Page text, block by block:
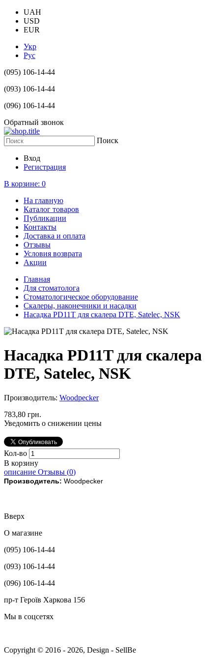
UAH
USD
EUR
Укр
Рус
(095) 106-14-44
(093) 106-14-44
(096) 106-14-44
Обратный звонок
Поиск
Вход
Регистрация
В корзине: 0
На главную
Каталог товаров
Публикации
Контакты
Доставка и оплата
Отзывы
Условия возврата
Акции
Главная
Для стоматолога
Стоматологическое оборудование
Скалеры, наконечники и насадки
Насадка PD11T для скалера DTE, Satelec, NSK
Насадка PD11T для скалера
DTE, Satelec, NSK
Производитель: Woodpecker
783,80 грн.
Уведомить о снижении цены
Кол-во
В корзину
описание Отзывы (0)
Производитель: Woodpecker
Вверх
О магазине
(095) 106-14-44
(093) 106-14-44
(096) 106-14-44
пр-т Героїв Харкова 156
Мы в соцсетях
Copyright © 2016 - 2026, Design - SellBe